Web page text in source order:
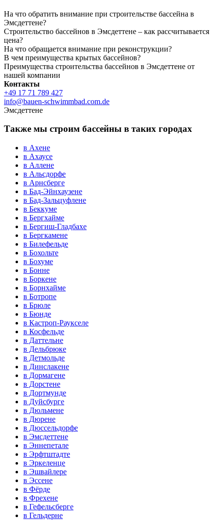
На что обратить внимание при строительстве бассейна в
Эмсдеттене?
Строительство бассейнов в Эмсдеттене – как рассчитывается
цена?
На что обращается внимание при реконструкции?
В чем преимущества крытых бассейнов?
Преимущества строительства бассейнов в Эмсдеттене от
нашей компании
Контакты
+49 17 71 789 427
info@bauen-schwimmbad.com.de
Эмсдеттене
Также мы строим бассейны в таких городах
в Ахене
в Ахаусе
в Аллене
в Альсдорфе
в Арнсберге
в Бад-Эйнхаузене
в Бад-Зальцуфлене
в Беккуме
в Бергхайме
в Бергиш-Гладбахе
в Бергкамене
в Билефельде
в Бохольте
в Бохуме
в Бонне
в Боркене
в Борнхайме
в Ботропе
в Брюле
в Бюнде
в Кастроп-Раукселе
в Косфельде
в Даттельне
в Дельбрюке
в Детмольде
в Динслакене
в Дормагене
в Дорстене
в Дортмунде
в Дуйсбурге
в Дюльмене
в Дюрене
в Дюссельдорфе
в Эмсдеттене
в Эннепетале
в Эрфтштадте
в Эркеленце
в Эшвайлере
в Эссене
в Фёрде
в Фрехене
в Гефельсберге
в Гельдерне